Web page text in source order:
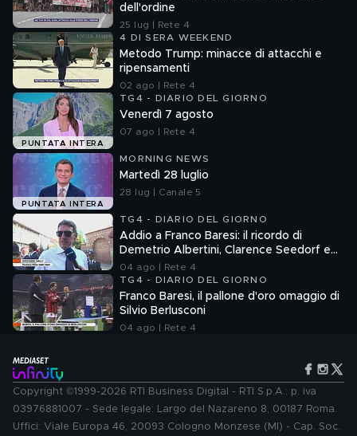
dell'ordine
25 lug | Rete 4
4 DI SERA WEEKEND
Metodo Trump: minacce di attacchi e
ripensamenti
02 ago | Rete 4
PUNTATA INTERA
TG4 - DIARIO DEL GIORNO
Venerdì 7 agosto
07 ago | Rete 4
PUNTATA INTERA
MORNING NEWS
Martedì 28 luglio
28 lug | Canale 5
TG4 - DIARIO DEL GIORNO
Addio a Franco Baresi: il ricordo di
Demetrio Albertini, Clarence Seedorf e
Giovanni Galli
04 ago | Rete 4
TG4 - DIARIO DEL GIORNO
Franco Baresi, il pallone d'oro omaggio di
Silvio Berlusconi
04 ago | Rete 4
Copyright ©1999-2026 RTI Business Digital - RTI S.p.A.: p. iva
03976881007 - Sede legale: Largo del Nazareno 8, 00187 Roma.
Uffici: Viale Europa 46, 20093 Cologno Monzese (MI) - Cap. Soc.